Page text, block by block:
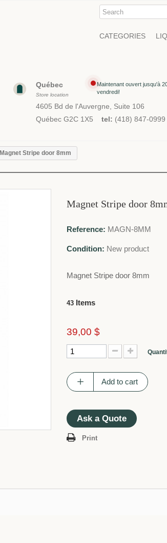
CATEGORIES
Maintenant ouvert jusqu'à
vendredi!
Québec
Store location
4605 Bd de l'Auvergne, Suite 106
Québec G2C 1X5tel: (418) 847-0999
Magnet Stripe door 8mm
Magnet Stripe door
Reference: MAGN-8MM
Condition: New product
Magnet Stripe door 8mm
43 Items
39,00 $
Add to cart
Ask a Quote
Print